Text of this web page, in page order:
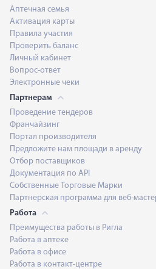
Аптечная семья
Активация карты
Правила участия
Проверить баланс
Личный кабинет
Вопрос-ответ
Электронные чеки
Партнерам
Проведение тендеров
Франчайзинг
Портал производителя
Предложите нам площади в аренду
Отбор поставщиков
Документация по API
Собственные Торговые Марки
Партнерская программа для веб-
Работа
Преимущества работы в Ригла
Работа в аптеке
Работа в офисе
Работа в контакт-центре